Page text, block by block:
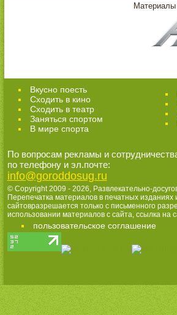
Вкусно поесть
Сходить в кино
Cходить в театр
Заняться спортом
В мире спорта
По вопросам рекламы и
по телефону и эл.почте:
info@goroddosug.ru
© Copyright 2009 - 2026, Развлекательно-
Перепечатка материалов в печатных изданиях
сайтовразрешается только с письменного
использовании материалов с сайта, ссылка на
пользовательское соглашение